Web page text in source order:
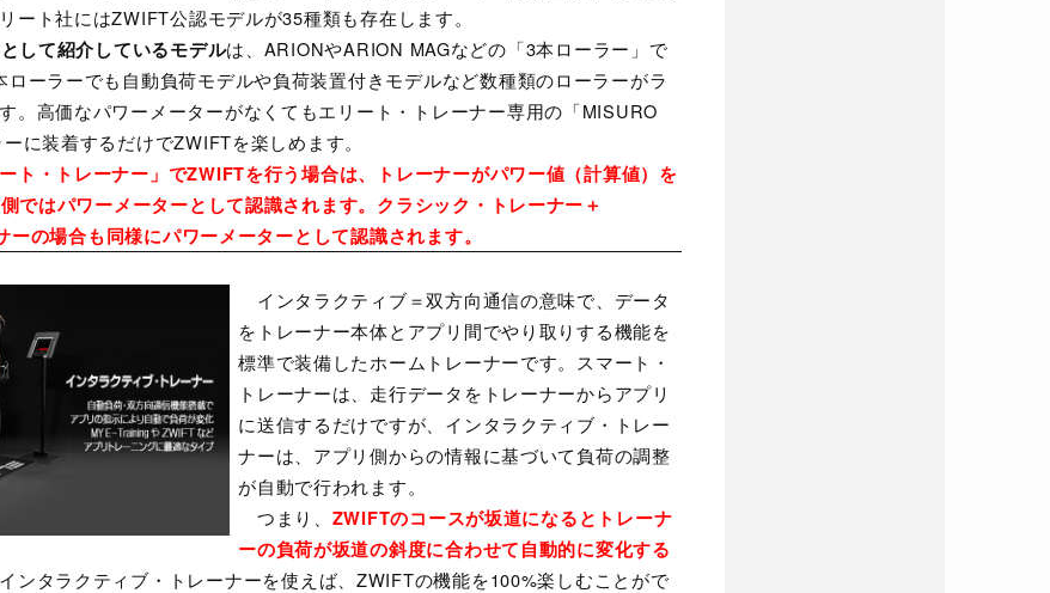
ート社にはZWIFT公認モデルが35種類も存在します。
して紹介しているモデルは、ARIONやARION MAGなどの「3本ローラー」で
ローラーでも自動負荷モデルや負荷装置付きモデルなど数種類のローラーがラ
。高価なパワーメーターがなくてもエリート・トレーナー専用の「MISURO
に装着するだけでZWIFTを楽しめます。
ト・トレーナー」でZWIFTを行う場合は、トレーナーがパワー値（計算値）を
ではパワーメーターとして認識されます。クラシック・トレーナー＋
ーの場合も同様にパワーメーターとして認識されます。
インタラクティブ＝双方向通信の意味で、データ
をトレーナー本体とアプリ間でやり取りする機能を
標準で装備したホームトレーナーです。スマート・
トレーナーは、走行データをトレーナーからアプリ
に送信するだけですが、インタラクティブ・トレー
ナーは、アプリ側からの情報に基づいて負荷の調整
が自動で行われます。
つまり、 ZWIFTのコースが坂道になるとトレーナ
ーの負荷が坂道の斜度に合わせて自動的に変化する
ンタラクティブ・トレーナーを使えば、ZWIFTの機能を100%楽しむことがで